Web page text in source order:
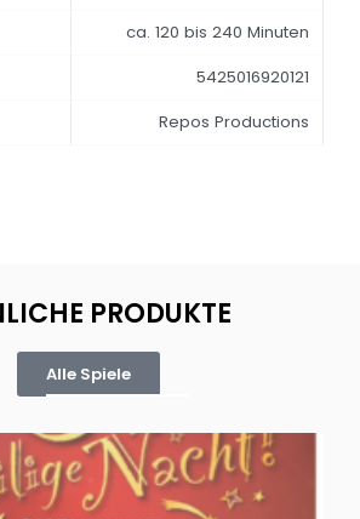
ca. 120 bis 240 Minuten
5425016920121
Repos Productions
PRODUKTE
Alle Spiele